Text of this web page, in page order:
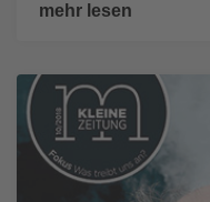
mehr lesen